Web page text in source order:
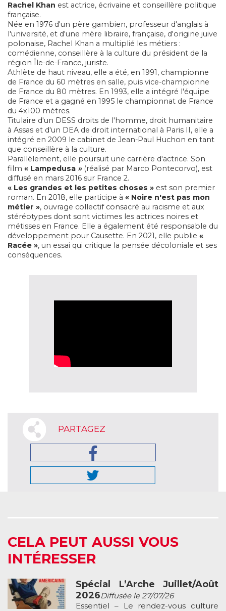
Rachel Khan est actrice, écrivaine et conseillère politique
française.
Née en 1976 d'un père gambien, professeur d'anglais à
l'université, et d'une mère libraire, française, d'origine juive
polonaise, Rachel Khan a multiplié les métiers :
comédienne, conseillère à la culture du président de la
région Île-de-France, juriste.
Athlète de haut niveau, elle a été, en 1991, championne
de France du 60 mètres en salle, puis vice-championne
de France du 80 mètres. En 1993, elle a intégré l'équipe
de France et a gagné en 1995 le championnat de France
du 4x100 mètres.
Titulaire d'un DESS droits de l'homme, droit humanitaire
à Assas et d'un DEA de droit international à Paris II, elle a
intégré en 2009 le cabinet de Jean-Paul Huchon en tant
que conseillère à la culture.
Parallèlement, elle poursuit une carrière d'actrice. Son
film « Lampedusa » (réalisé par Marco Pontecorvo), est
diffusé en mars 2016 sur France 2.
« Les grandes et les petites choses » est son premier
roman. En 2018, elle participe à « Noire n'est pas mon
métier », ouvrage collectif consacré au racisme et aux
stéréotypes dont sont victimes les actrices noires et
métisses en France. Elle a également été responsable du
développement pour Causette. En 2021, elle publie «
Racée », un essai qui critique la pensée décoloniale et ses
conséquences.
PARTAGEZ
CELA PEUT AUSSI VOUS
INTÉRESSER
Spécial L’Arche Juillet/Août
2026Diffusée le 27/07/26
Essentiel – Le rendez-vous culture